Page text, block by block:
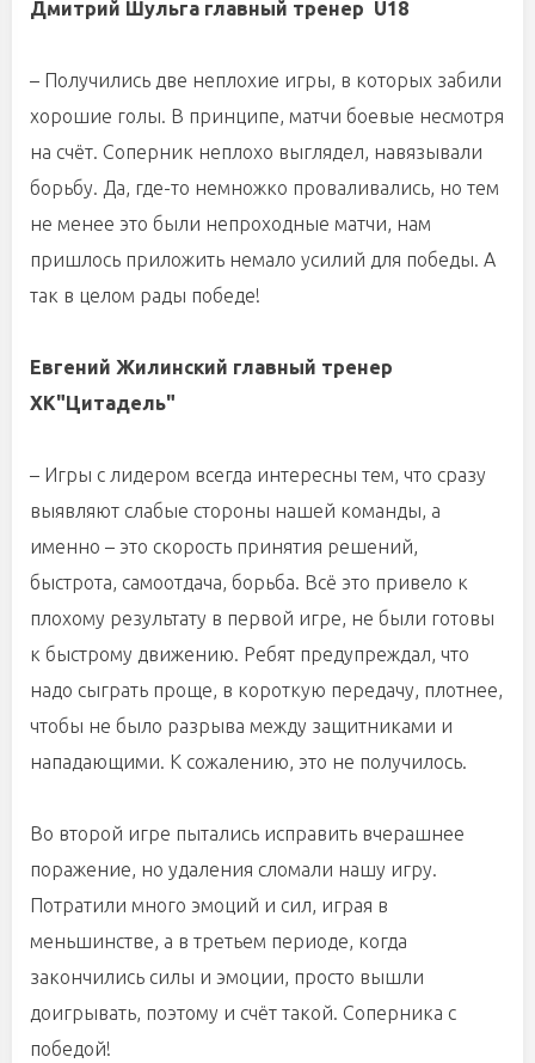
Дмитрий Шульга главный тренер U18
– Получились две неплохие игры, в которых забили
хорошие голы. В принципе, матчи боевые несмотря
на счёт. Соперник неплохо выглядел, навязывали
борьбу. Да, где-то немножко проваливались, но тем
не менее это были непроходные матчи, нам
пришлось приложить немало усилий для победы. А
так в целом рады победе!
Евгений Жилинский главный тренер
ХК"Цитадель"
– Игры с лидером всегда интересны тем, что сразу
выявляют слабые стороны нашей команды, а
именно – это скорость принятия решений,
быстрота, самоотдача, борьба. Всё это привело к
плохому результату в первой игре, не были готовы
к быстрому движению. Ребят предупреждал, что
надо сыграть проще, в короткую передачу, плотнее,
чтобы не было разрыва между защитниками и
нападающими. К сожалению, это не получилось.
Во второй игре пытались исправить вчерашнее
поражение, но удаления сломали нашу игру.
Потратили много эмоций и сил, играя в
меньшинстве, а в третьем периоде, когда
закончились силы и эмоции, просто вышли
доигрывать, поэтому и счёт такой. Соперника с
победой!